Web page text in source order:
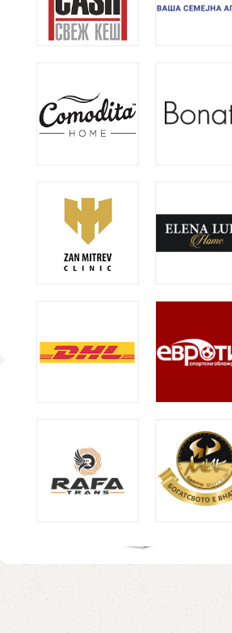
Категории
Courses
Брендирање излози и возила
Графички дизајн
Светлечки реклами
Специјални понуди
Промо пулт
Попуст 10%